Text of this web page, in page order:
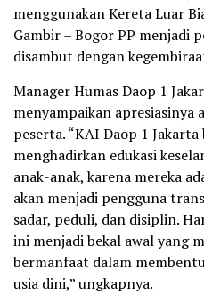
menggunakan Kereta Luar
Gambir – Bogor PP menjadi
disambut dengan
Manager Humas Daop 1
menyampaikan apresiasinya
peserta. “KAI Daop 1
menghadirkan edukasi
anak-anak, karena mereka
akan menjadi pengguna
sadar, peduli, dan disiplin.
ini menjadi bekal awal yang
bermanfaat dalam
usia dini,” ungkapnya.